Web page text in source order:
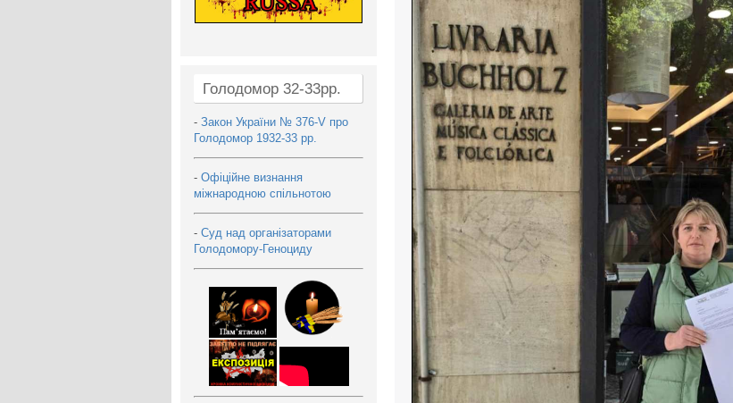
Голодомор 32-33рр.
- Закон України № 376-V про
Голодомор 1932-33 рр.
- Офіційне визнання
міжнародною спільнотою
- Суд над організаторами
Голодомору-Геноциду